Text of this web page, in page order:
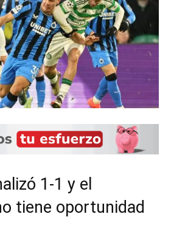
1-1 y el
tiene oportunidad